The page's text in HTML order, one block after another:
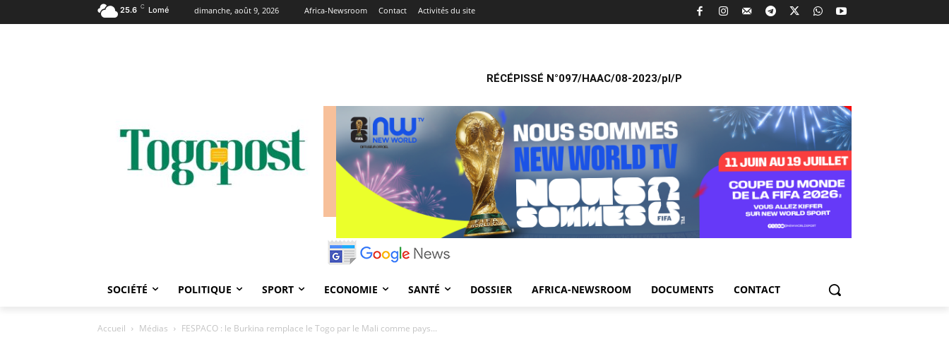
25.6 C Lomé dimanche, août 9, 2026 Africa-Newsroom Contact Activités du site
RÉCÉPISSÉ N°097/HAAC/08-2023/pl/P
SOCIÉTÉ POLITIQUE SPORT ECONOMIE SANTÉ DOSSIER AFRICA-NEWSROOM DOCUMENTS CONTACT
Accueil Médias FESPACO : le Burkina remplace le Togo par le Mali comme pays...